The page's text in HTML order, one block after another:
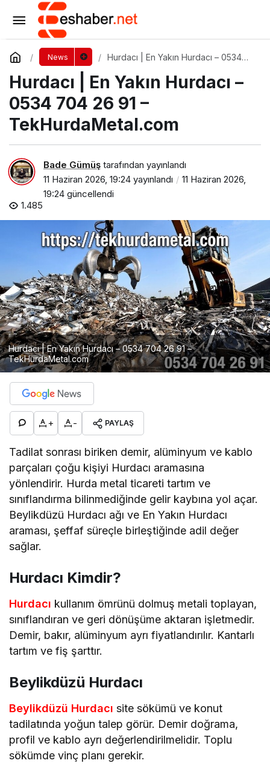
News
Hurdacı | En Yakın Hurdacı – 0534
Hurdacı | En Yakın Hurdacı –
0534 704 26 91 –
TekHurdaMetal.com
Bade Gümüş tarafından yayınlandı
11 Haziran 2026, 19:24 yayınlandı
11 Haziran 2026,
19:24 güncellendi
1.485
Hurdacı | En Yakın Hurdacı – 0534 704 26 91 –
TekHurdaMetal.com
+ - PAYLAŞ
Tadilat sonrası biriken demir, alüminyum ve kablo
parçaları çoğu kişiyi Hurdacı aramasına
yönlendirir. Hurda metal ticareti tartım ve
sınıflandırma bilinmediğinde gelir kaybına yol açar.
Beylikdüzü Hurdacı ağı ve En Yakın Hurdacı
araması, şeffaf süreçle birleştiğinde adil değer
sağlar.
Hurdacı Kimdir?
Hurdacı kullanım ömrünü dolmuş metali toplayan,
sınıflandıran ve geri dönüşüme aktaran işletmedir.
Demir, bakır, alüminyum ayrı fiyatlandırılır. Kantarlı
tartım ve fiş şarttır.
Beylikdüzü Hurdacı
Beylikdüzü Hurdacı site sökümü ve konut
tadilatında yoğun talep görür. Demir doğrama,
profil ve kablo ayrı değerlendirilmelidir. Toplu
sökümde vinç planı gerekir.
Evden Eve Nakliyat | 0531 252 73 36 –
ufuksoynakliyat.com.tr
Yorum Yap